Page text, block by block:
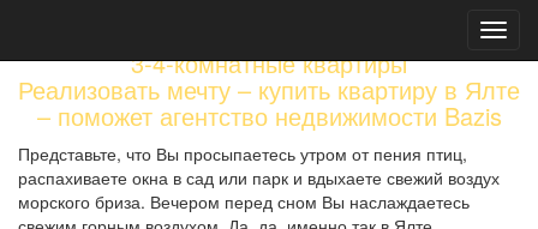
3-4-комнатные квартиры
Реализовать мечту – купить квартиру в Ялте
– поможет агентство недвижимости Bazis
Представьте, что Вы просыпаетесь утром от пения птиц,
распахиваете окна в сад или парк и вдыхаете свежий воздух
морского бриза. Вечером перед сном Вы наслаждаетесь